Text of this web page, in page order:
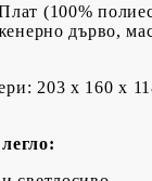
(100%
дърво,
203 x 160 x